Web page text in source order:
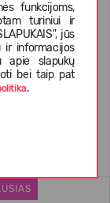
funkcijoms,
turiniui ir
jūs
ir informacijos
apie slapukų
bei taip pat
.